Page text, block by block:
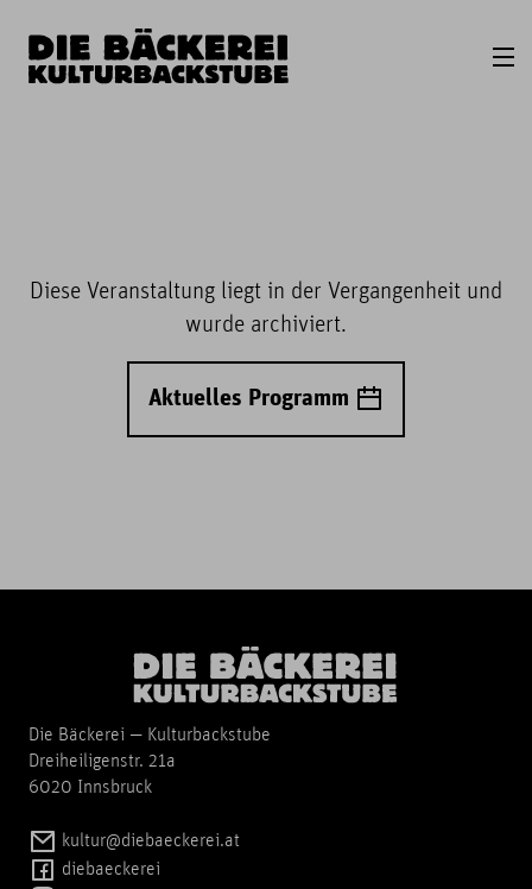
Diese Veranstaltung liegt in der Vergangenheit und
wurde archiviert.
Aktuelles Programm
Die Bäckerei — Kulturbackstube
Dreiheiligenstr. 21a
6020 Innsbruck
kultur@diebaeckerei.at
diebaeckerei